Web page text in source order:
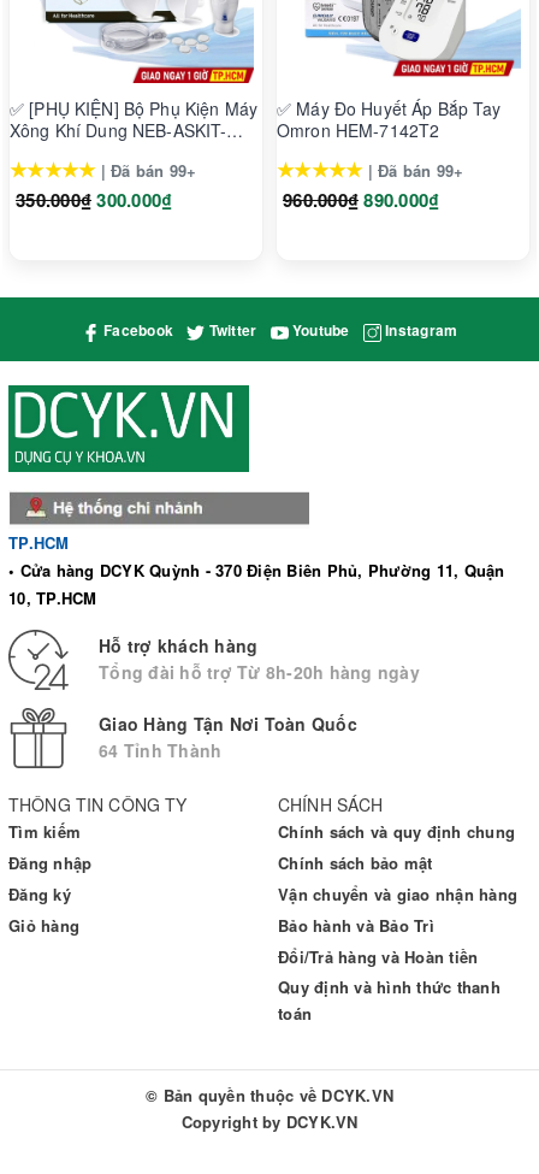
✅ [PHỤ KIỆN] Bộ Phụ Kiện Máy
Xông Khí Dung NEB-ASKIT-
C106)
★★★★★ | Đã bán 99+
350.000₫300.000₫
✅ Máy Đo Huyết Áp Bắp Tay
Omron HEM-7142T2
★★★★★ | Đã bán 99+
960.000₫890.000₫
Facebook Twitter Youtube Instagram
THÔNG TIN CÔNG TY
Tìm kiếm
Đăng nhập
Đăng ký
Giỏ hàng
CHÍNH SÁCH
Chính sách và quy định chung
Chính sách bảo mật
Vận chuyển và giao nhận hàng
Bảo hành và Bảo Trì
Đổi/Trả hàng và Hoàn tiền
Quy định và hình thức thanh
toán
TP.HCM
• Cửa hàng DCYK Quỳnh - 370 Điện Biên Phủ, Phường 11, Quận
10, TP.HCM
Hỗ trợ khách hàng
Tổng đài hỗ trợ Từ 8h-20h hàng ngày
Giao Hàng Tận Nơi Toàn Quốc
64 Tỉnh Thành
© Bản quyền thuộc về DCYK.VN
Copyright by DCYK.VN